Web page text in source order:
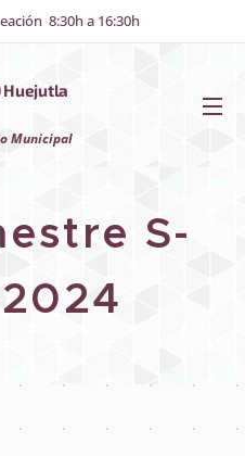
8:30h a 16:30h
Huejutla
Municipal
S-